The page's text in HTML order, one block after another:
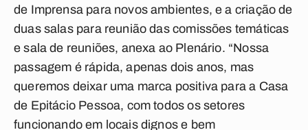
de Imprensa para novos ambientes, e a criação de
duas salas para reunião das comissões temáticas
e sala de reuniões, anexa ao Plenário. “Nossa
passagem é rápida, apenas dois anos, mas
queremos deixar uma marca positiva para a Casa
de Epitácio Pessoa, com todos os setores
funcionando em locais dignos e bem